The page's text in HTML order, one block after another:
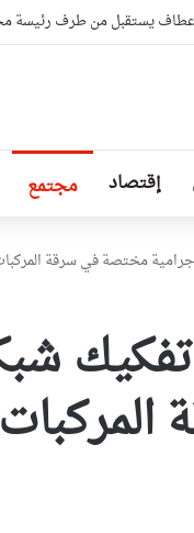
يستقبل من طرف رئيسة
إقتصاد مجتمع
مختصة في سرقة المركبات